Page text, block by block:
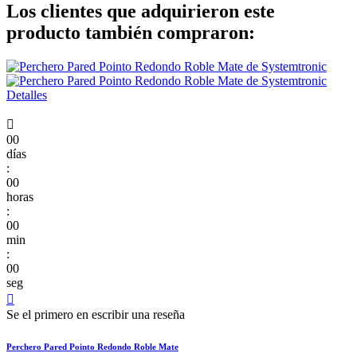
Los clientes que adquirieron este
producto también compraron:

00
días
:
00
horas
:
00
min
:
00
seg

Se el primero en escribir una reseña
Perchero Pared Pointo Redondo Roble Mate